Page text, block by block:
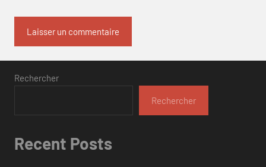
Rechercher
Rechercher
Recent Posts